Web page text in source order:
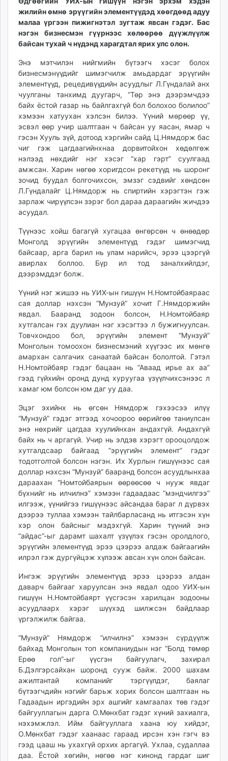
ikon.mn
mnb.mn
Livetv.mn
Eguur.mn
24tsag.mn
shuud.mn
eagle.mn
ergelt.mn
zarig.mn
zuv.mn
mminfo.mn
ugluu.mn
urlag.mn
unen.mn
asu.mn
shudarga.mn
unuudur.mn
isee.mn
mglradio.com
fact.mn
itoim.mn
tumen.mn
shuum.mn
times.mn
tvmongolia.mn
mass.mn
unegui.mn
assa.mn
toim.mn
paparazzi.mn
unread.today
жилийн өмнө эрүүгийн элементүүдэд хөөгдөөд адуу
малаа үргээн пижигнэтэл зугтаж явсан гэдэг. Бас
нэгэн бизнесмэн гүүрнээс хөлөөрөө дүүжлүүлж
байсан тухай ч нүдэнд харагдтал ярих улс олон.
Энэ мэтчилэн нийгмийн бүтээгч хэсэг болох
бизнесмэнүүдийг шимэгчилж амьдардаг эрүүгийн
элементүүд, рецедивүүдийн асуудлыг Л.Гүндалай анх
чуулганы танхимд дуугарч, “Төр энэ дээрэмчдээ
байх ёстой газар нь байлгахгүй бол болохоо болилоо”
хэмээн хатуухан хэлсэн билээ. Үүний мөрөөр үү,
эсвэл өөр учир шалтгаан ч байсан уу яасан, ямар ч
гэсэн Хууль зүй, дотоод хэргийн сайд Ц.Нямдорж бас
чиг гэж цагдаагийнхнаа дорвитойхон хөдөлгөж
нэлээд нөхдийг нэг хэсэг “хар гэрт” суулгаад
амжсан. Харин нөгөө хоригдсон рекетүүд нь шоронг
зочид буудал болгочихсон, эмзэг сэдвийг хөндсөн
Л.Гүндалайг Ц.Нямдорж нь спиртийн хэрэгтэн гэж
зарлаж чирүүлсэн зэрэг бол дараа дараагийн жичдээ
асуудал.
Түүнээс хойш багагүй хугацаа өнгөрсөн ч өнөөдөр
Монголд эрүүгийн элементүүд гэдэг шимэгчид
байсаар, арга барил нь улам нарийсч, эрээ цээргүй
авирлах боллоо. Бүр ил тод заналхийлдэг,
дээрэмддэг болж.
Үүний нэг жишээ нь УИХ-ын гишүүн Н.Номтойбаяраас
сая доллар нэхсэн “Мунзуй” хочит Г.Нямдоржийн
явдал. Бааранд зодоон болсон, Н.Номтойбаяр
хутгалсан гэх дуулиан нэг хэсэгтээ л бужигнуулсан.
Товчхондоо бол, эрүүгийн элемент “Мунзуй”
Монголын томоохон бизнесмэний хүүгээс их мөнгө
амархан салгачих санаатай байсан бололтой. Гэтэл
Н.Номтойбаяр гэдэг бацаан нь “Аваад ирье ах аа”
гээд гүйхийн оронд дунд хуруугаа үзүүлчихсэнээс л
хамаг юм болсон юм даг уу даа.
Эцэг эхийнх нь өгсөн Нямдорж гэхээсээ илүү
“Мунзуй” гэдэг этгээд хочоороо өөрийгөө таниулсан
энэ нөхрийг цагдаа хуулийнхан андахгүй. Андахгүй
байх нь ч аргагүй. Учир нь элдэв хэрэгт орооцолдож
хутгалдсаар байгаад “эрүүгийн элемент” гэдэг
тодотголтой болсон нэгэн. Их Хурлын гишүүнээс сая
доллар нэхсэн “Мунзуй” бааранд болсон асуудлынхаа
дараахан “Номтойбаярын өөрөөсөө ч нууж явдаг
бүхнийг нь илчилнэ” хэмээн гадаадаас “мэндчилгээ”
илгээж, үүнийгээ гишүүнээс айсандаа бараг л дүрвэх
дээрээ туллаа хэмээн тайлбарласанд нь итгэсэн хүн
хэр олон байсныг мэдэхгүй. Харин түүний энэ
“айдас”-ыг дарамт шахалт үзүүлэх гэсэн оролдлого,
эрүүгийн элементүүд эрээ цээрээ алдаж байгаагийн
илрэл гэж дургүйцэж хүлээж авсан хүн олон байсан.
Ингэж эрүүгийн элементүүд эрээ цээрээ алдан
даварч байгааг харуулсан энэ явдал одоо УИХ-ын
гишүүн Н.Номтойбаярт үүсгэсэн харилцан зодооны
асуудлаарх хэрэг шүүхэд шилжсэн байдлаар
үргэлжилж байгаа.
“Мунзуй” Нямдорж “илчилнэ” хэмээн сүрдүүлж
байхад Монголын топ компаниудын нэг “Болд төмөр
Ерөө гол”-ыг үүсгэн байгуулагч, захирал
Б.Дэлгэрсайхан шоронд сууж байж. 2000 шахам
ажилтантай компанийг тэргүүлдэг, баялаг
бүтээгчдийн нэгийг барьж хорих болсон шалтгаан нь
Гадаадын иргэдийн эрх ашгийг хамгаалах төв гэдэг
байгууллагын дарга О.Мөнхбат гэдэг хүний захиалга,
нэхэмжлэл. Ийм байгууллага хаана юу хийдэг,
О.Мөнхбат гэдэг хаанаас гараад ирсэн хэн гэгч вэ
гээд цааш нь ухахгүй орхих аргагүй. Ухлаа, судаллаа
даа. Ёстой хөгийн, нөгөө нэг кинонд гардаг шиг